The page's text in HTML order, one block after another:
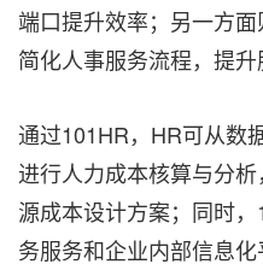
端口提升效率；另一方面
简化人事服务流程，提升
通过101HR，HR可从数
进行人力成本核算与分
源成本设计方案；同时
务服务和企业内部信息